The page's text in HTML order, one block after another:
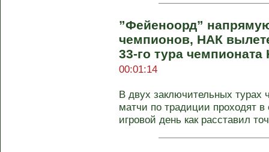
”Фейеноорд”
чемпионов, НАК
33-го тура
00:01:14
В двух заключительных турах
матчи по традиции проходят
игровой день как расставил